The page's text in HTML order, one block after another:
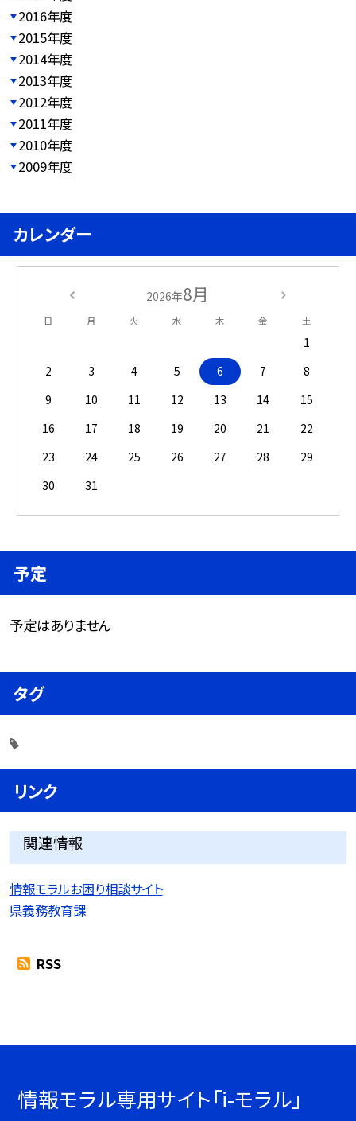
2016年度
2015年度
2014年度
2013年度
2012年度
2011年度
2010年度
2009年度
カレンダー
2026年8月
日 月 火 水 木 金 土
1
2
3 4 5 6 7
8
9
10 11 12 13 14
15
16
17 18 19 20 21
22
23
24 25 26 27 28
29
30
31
予定
予定はありません
タグ
リンク
関連情報
情報モラルお困り相談サイト
県義務教育課
RSS
情報モラル専用サイト「i-モラル」